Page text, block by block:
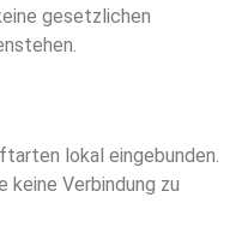
gesetzlichen
lokal eingebunden.
keine Verbindung zu